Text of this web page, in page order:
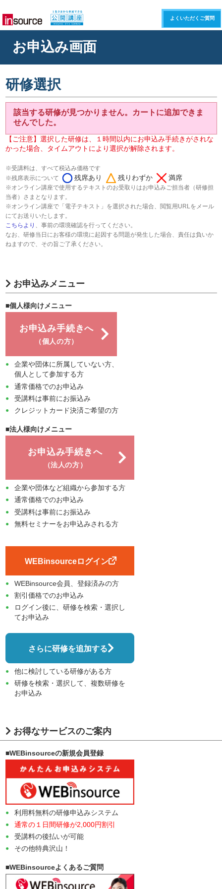
よくいただくご質問
お申込み画面
研修選択
該当する研修が見つかりません。カートに追加できま
せんでした。
【ご注意】選択した研修は、１時間以内にお申込み手続きがされな
かった場合、タイムアウトにより選択が解除されます。
※受講料は、すべて税込み価格です
※残席表示について
残席あり 残りわずか 満席
※オンライン講座で使用するテキストのお受取りはお申込みご担当者（研修担
当者）さまとなります。
※オンライン講座で「電子テキスト」を選択された場合、閲覧用URLをメール
にてお送りいたします。
こちらより 、事前の環境確認を行ってください。
なお、研修当日にお客様の環境に起因する問題が発生した場合、責任は負いか
ねますので、その旨ご了承ください。
お申込みメニュー
■個人様向けメニュー
お申込み手続きへ
（個人の方）
企業や団体に所属していない方、
個人として参加する方
通常価格でのお申込み
受講料は事前にお振込み
クレジットカード決済ご希望の方
■法人様向けメニュー
お申込み手続きへ
（法人の方）
企業や団体など組織から参加する方
通常価格でのお申込み
受講料は事前にお振込み
無料セミナーをお申込みされる方
WEBinsourceログイン
WEBinsource会員、登録済みの方
割引価格でのお申込み
ログイン後に、研修を検索・選択し
てお申込み
さらに研修を追加する
他に検討している研修がある方
研修を検索・選択して、複数研修を
お申込み
お得なサービスのご案内
■WEBinsourceの新規会員登録
利用料無料の研修申込みシステム
通常の１日間研修が2,000円割引
受講料の後払いが可能
その他特典沢山！
■WEBinsourceよくあるご質問